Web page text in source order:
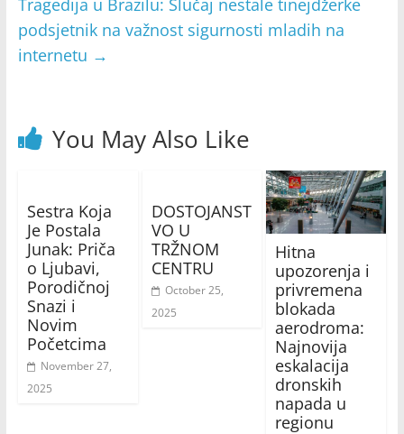
Tragedija u Brazilu: Slučaj nestale tinejdžerke
podsjetnik na važnost sigurnosti mladih na
internetu →
You May Also Like
Sestra Koja
Je Postala
Junak: Priča
o Ljubavi,
Porodičnoj
Snazi i
Novim
Početcima
November 27,
2025
DOSTOJANST
VO U
TRŽNOM
CENTRU
October 25,
2025
Hitna
upozorenja i
privremena
blokada
aerodroma:
Najnovija
eskalacija
dronskih
napada u
regionu